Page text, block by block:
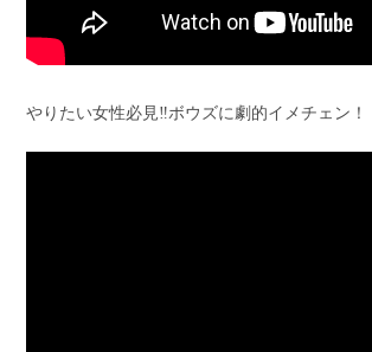
やりたい女性必見‼︎ボウズに劇的イメチェン！